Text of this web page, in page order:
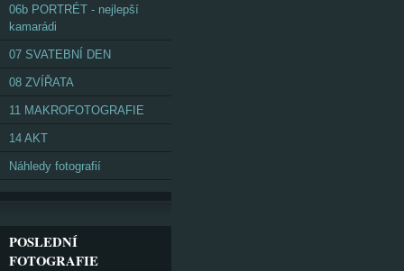
06b PORTRÉT - nejlepší
kamarádi
07 SVATEBNÍ DEN
08 ZVÍŘATA
11 MAKROFOTOGRAFIE
14 AKT
Náhledy fotografií
POSLEDNÍ
FOTOGRAFIE